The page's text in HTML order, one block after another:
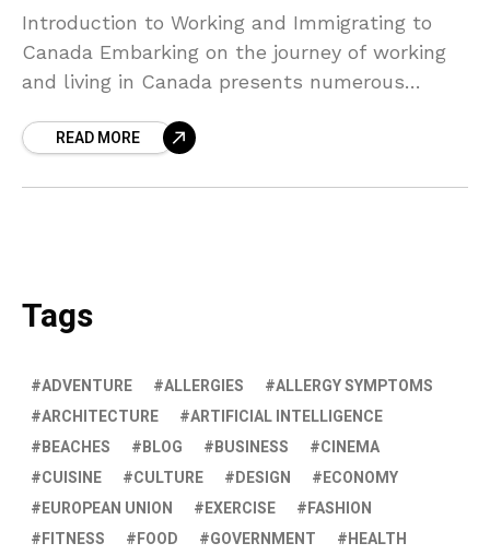
Introduction to Working and Immigrating to
Canada Embarking on the journey of working
and living in Canada presents numerous
for individuals seeking both professional
READ MORE
Tags
ADVENTURE ALLERGIES
ALLERGY SYMPTOMS
ARCHITECTURE
ARTIFICIAL INTELLIGENCE
BEACHES
BLOG BUSINESS
CINEMA
CUISINE
CULTURE DESIGN
ECONOMY
EUROPEAN UNION
EXERCISE
FASHION
FITNESS
FOOD GOVERNMENT
HEALTH